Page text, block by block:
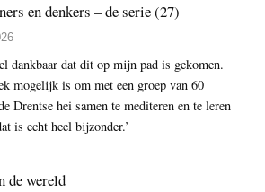
en denkers – de serie (27)
dankbaar dat dit op mijn pad is gekomen.
mogelijk is om met een groep van 60
Drentse hei samen te mediteren en te leren
is echt heel bijzonder.’
de wereld